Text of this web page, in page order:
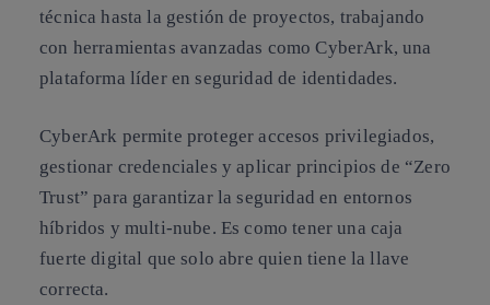
técnica hasta la gestión de proyectos, trabajando
con herramientas avanzadas como CyberArk, una
plataforma líder en seguridad de identidades.
CyberArk permite proteger accesos privilegiados,
gestionar credenciales y aplicar principios de “Zero
Trust” para garantizar la seguridad en entornos
híbridos y multi-nube. Es como tener una caja
fuerte digital que solo abre quien tiene la llave
correcta.